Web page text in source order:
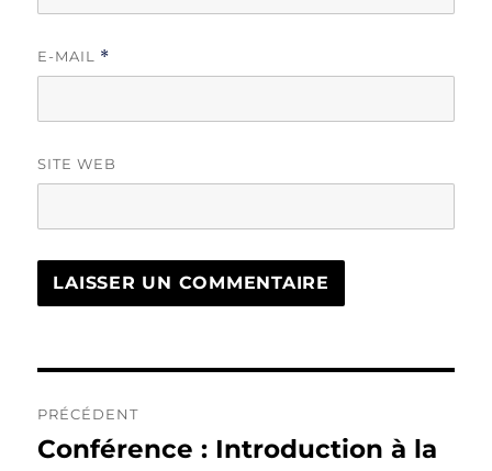
E-MAIL *
SITE WEB
de
PRÉCÉDENT
Publication
Conférence : Introduction à la